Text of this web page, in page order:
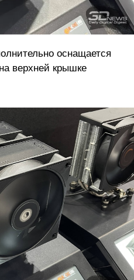
оснащается
верхней крышке